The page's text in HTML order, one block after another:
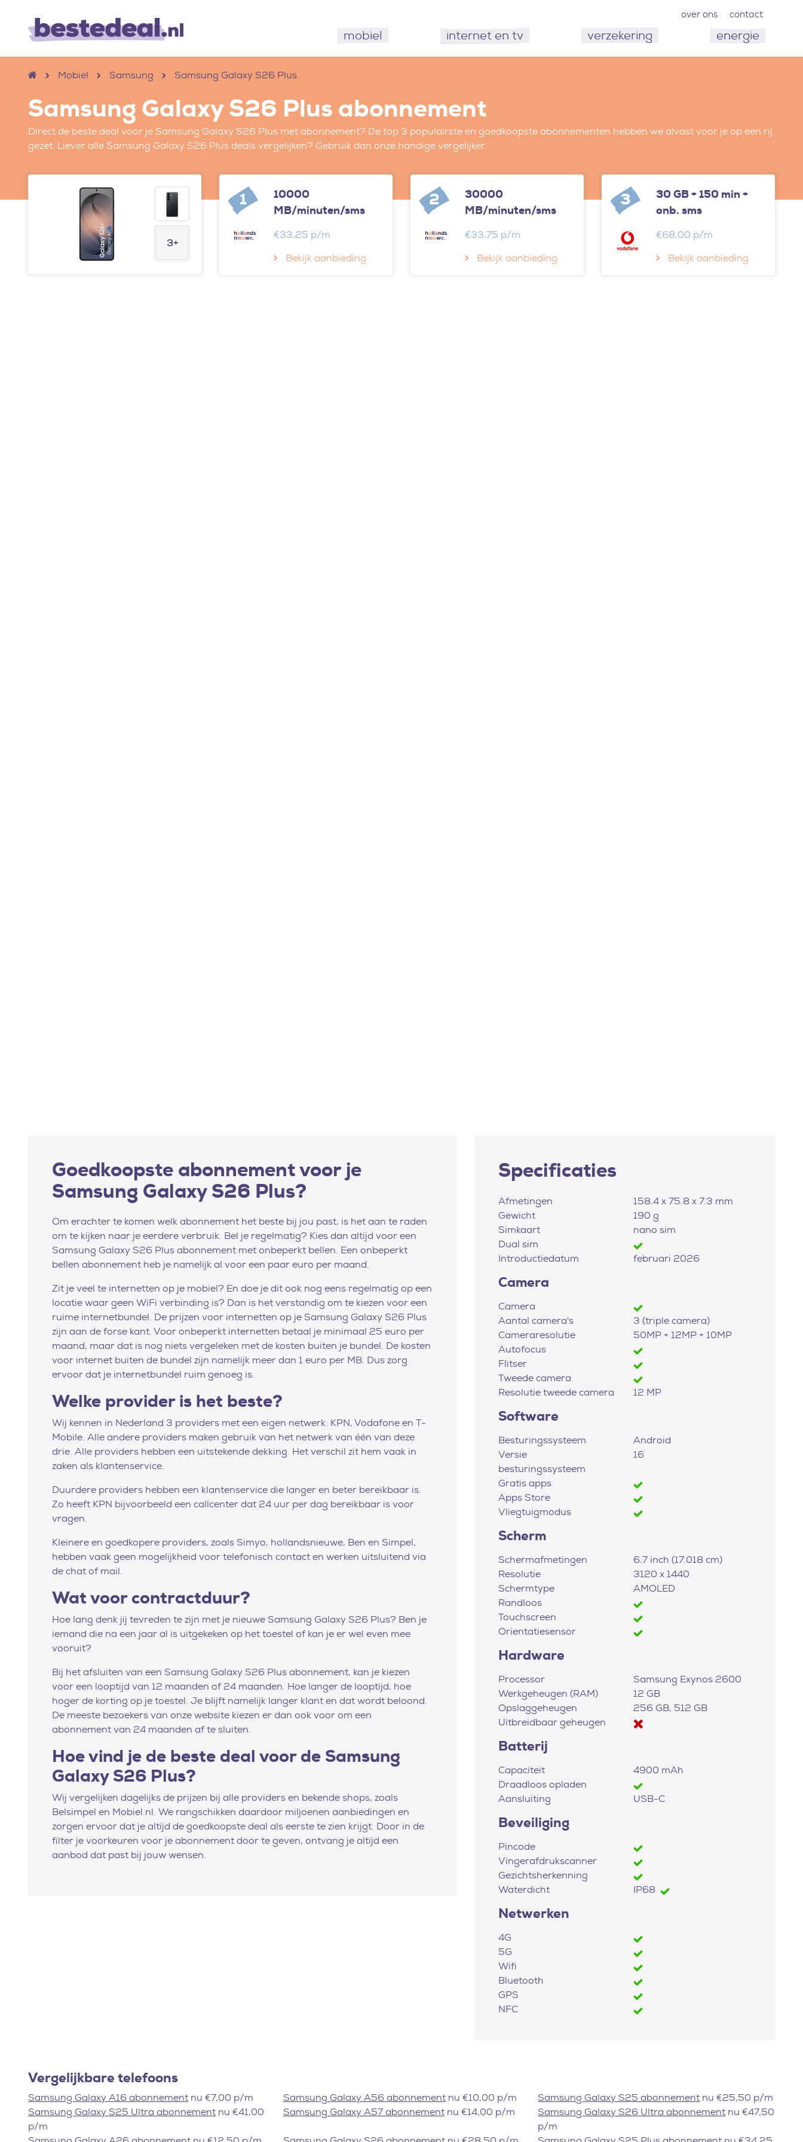
over ons contact
mobiel internet en tv verzekering energie
Mobiel Samsung Samsung Galaxy S26 Plus
Samsung Galaxy S26 Plus abonnement
Direct de beste deal voor je Samsung Galaxy S26 Plus met abonnement? De top 3 populairste en goedkoopste abonnementen hebben we alvast voor je op een rij
gezet. Liever alle Samsung Galaxy S26 Plus deals vergelijken? Gebruik dan onze handige vergelijker.
3+
1
10000
MB/minuten/sms
€33,25 p/m
Bekijk aanbieding
2
30000
MB/minuten/sms
€33,75 p/m
Bekijk aanbieding
3
30 GB + 150 min +
onb. sms
€68,00 p/m
Bekijk aanbieding
Goedkoopste abonnement voor je
Samsung Galaxy S26 Plus?
Om erachter te komen welk abonnement het beste bij jou past, is het aan te raden
om te kijken naar je eerdere verbruik. Bel je regelmatig? Kies dan altijd voor een
Samsung Galaxy S26 Plus abonnement met onbeperkt bellen. Een onbeperkt
bellen abonnement heb je namelijk al voor een paar euro per maand.
Zit je veel te internetten op je mobiel? En doe je dit ook nog eens regelmatig op een
locatie waar geen WiFi verbinding is? Dan is het verstandig om te kiezen voor een
ruime internetbundel. De prijzen voor internetten op je Samsung Galaxy S26 Plus
zijn aan de forse kant. Voor onbeperkt internetten betaal je minimaal 25 euro per
maand, maar dat is nog niets vergeleken met de kosten buiten je bundel. De kosten
voor internet buiten de bundel zijn namelijk meer dan 1 euro per MB. Dus zorg
ervoor dat je internetbundel ruim genoeg is.
Welke provider is het beste?
Wij kennen in Nederland 3 providers met een eigen netwerk: KPN, Vodafone en T-
Mobile. Alle andere providers maken gebruik van het netwerk van één van deze
drie. Alle providers hebben een uitstekende dekking. Het verschil zit hem vaak in
zaken als klantenservice.
Duurdere providers hebben een klantenservice die langer en beter bereikbaar is.
Zo heeft KPN bijvoorbeeld een callcenter dat 24 uur per dag bereikbaar is voor
vragen.
Kleinere en goedkopere providers, zoals Simyo, hollandsnieuwe, Ben en Simpel,
hebben vaak geen mogelijkheid voor telefonisch contact en werken uitsluitend via
de chat of mail.
Wat voor contractduur?
Hoe lang denk jij tevreden te zijn met je nieuwe Samsung Galaxy S26 Plus? Ben je
iemand die na een jaar al is uitgekeken op het toestel of kan je er wel even mee
vooruit?
Bij het afsluiten van een Samsung Galaxy S26 Plus abonnement, kan je kiezen
voor een looptijd van 12 maanden of 24 maanden. Hoe langer de looptijd, hoe
hoger de korting op je toestel. Je blijft namelijk langer klant en dat wordt beloond.
De meeste bezoekers van onze website kiezen er dan ook voor om een
abonnement van 24 maanden af te sluiten.
Hoe vind je de beste deal voor de Samsung
Galaxy S26 Plus?
Wij vergelijken dagelijks de prijzen bij alle providers en bekende shops, zoals
Belsimpel en Mobiel.nl. We rangschikken daardoor miljoenen aanbiedingen en
zorgen ervoor dat je altijd de goedkoopste deal als eerste te zien krijgt. Door in de
filter je voorkeuren voor je abonnement door te geven, ontvang je altijd een
aanbod dat past bij jouw wensen.
Specificaties
Afmetingen
158.4 x 75.8 x 7.3 mm
Gewicht
190 g
Simkaart
nano sim
Dual sim
Introductiedatum
februari 2026
Camera
Camera
Aantal camera's
3 (triple camera)
Cameraresolutie
50MP + 12MP + 10MP
Autofocus
Flitser
Tweede camera
Resolutie tweede camera
12 MP
Software
Besturingssysteem
Android
Versie
besturingssysteem
16
Gratis apps
Apps Store
Vliegtuigmodus
Scherm
Schermafmetingen
6.7 inch (17.018 cm)
Resolutie
3120 x 1440
Schermtype
AMOLED
Randloos
Touchscreen
Orientatiesensor
Hardware
Processor
Samsung Exynos 2600
Werkgeheugen (RAM)
12 GB
Opslaggeheugen
256 GB, 512 GB
Uitbreidbaar geheugen
Batterij
Capaciteit
4900 mAh
Draadloos opladen
Aansluiting
USB-C
Beveiliging
Pincode
Vingerafdrukscanner
Gezichtsherkenning
Waterdicht
IP68
Netwerken
4G
5G
Wifi
Bluetooth
GPS
NFC
Vergelijkbare telefoons
Samsung Galaxy A16 abonnement nu €7,00 p/m Samsung Galaxy A56 abonnementnu €10,00 p/m Samsung Galaxy S25 abonnement nu €25,50 p/m
Samsung Galaxy S25 Ultra abonnement nu €41,00
p/m
Samsung Galaxy A57 abonnementnu €14,00 p/m Samsung Galaxy S26 Ultra abonnement nu €47,50
p/m